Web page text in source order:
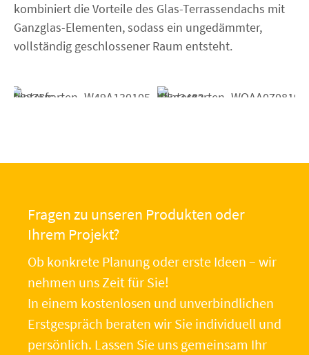
kombiniert die Vorteile des Glas-Terrassendachs mit
Ganzglas-Elementen, sodass ein ungedämmter,
vollständig geschlossener Raum entsteht.
Fragen zu unseren Produkten oder
Ihrem Projekt?
Ob konkrete Planung oder erste Ideen – wir
nehmen uns Zeit für Sie!
In einem kostenlosen und unverbindlichen
Erstgespräch beraten wir Sie individuell und
persönlich. Lassen Sie uns gemeinsam Ihr